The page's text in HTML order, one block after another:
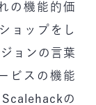
の機能的価
ョップをし
ョンの言葉
ビスの機能
の